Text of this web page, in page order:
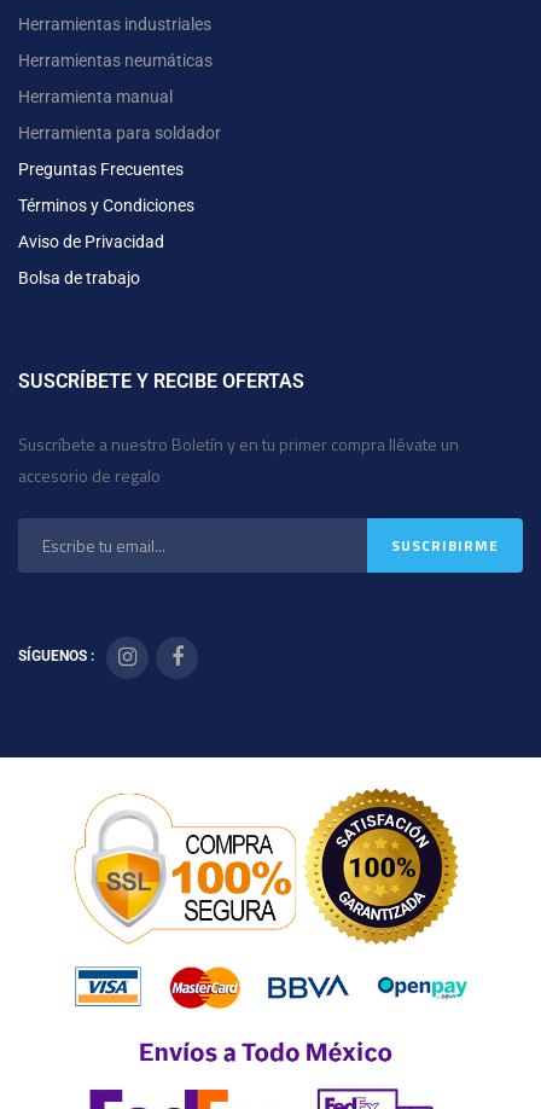
Herramientas industriales
Herramientas neumáticas
Herramienta manual
Herramienta para soldador
Preguntas Frecuentes
Términos y Condiciones
Aviso de Privacidad
Bolsa de trabajo
SUSCRÍBETE Y RECIBE OFERTAS
Suscríbete a nuestro Boletín y en tu primer compra llévate un
accesorio de regalo
SÍGUENOS :